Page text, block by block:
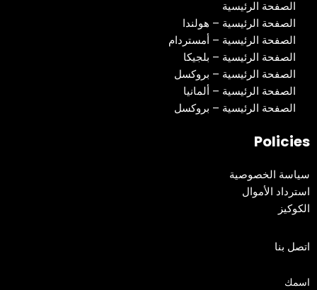
الصفحة الرئيسية
الصفحة الرئيسية – هولندا
الصفحة الرئيسية – أمستردام
الصفحة الرئيسية – بلجيكا
الصفحة الرئيسية – بروكسل
الصفحة الرئيسية – ألمانيا
الصفحة الرئيسية – بروكسل
Policies
سياسة الخصوصية
استرداد الأموال
الكوكيز
اتصل بنا
اسمك